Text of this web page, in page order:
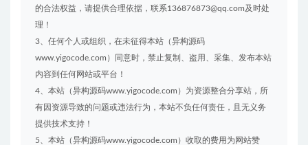
的合法权益，请提供合理依据，联系136876873@qq.com及时处
理！
3、任何个人或组织，在未征得本站（异构源码
www.yigocode.com）同意时，禁止复制、盗用、采集、发布本站
内容到任何网站或平台！
4、本站（异构源码www.yigocode.com）为资源整合分享站，所
有因资源导致的问题或违法行为，本站不负任何责任，且无义务
提供技术支持！
5、本站（异构源码www.yigocode.com）收取的费用为网站赞